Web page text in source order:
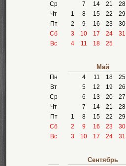
Ср
Чт
Пт
Сб
Вс
7
14 21
28
1
8 15 22
29
2
9 16 23
30
3
10 17 24
31
4
11 18 25
Пн
Вт
Ср
Чт
Пт
Сб
Вс
Май
4 11 18
25
5
12 19
26
6
13 20
27
7
14 21
28
1
8 15 22
29
2
9 16 23
30
3
10 17 24 31
Сентябрь